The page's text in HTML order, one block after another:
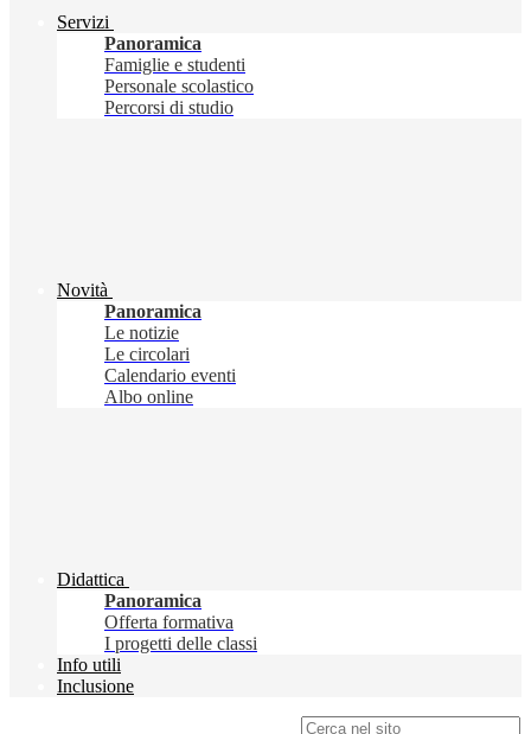
Servizi
Panoramica
Famiglie e studenti
Personale scolastico
Percorsi di studio
Novità
Panoramica
Le notizie
Le circolari
Calendario eventi
Albo online
Didattica
Panoramica
Offerta formativa
I progetti delle classi
Info utili
Inclusione